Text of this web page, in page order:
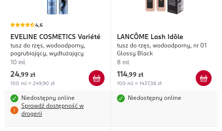
4,6
EVELINE COSMETICS Variété
tusz do rzęs, wodoodporny,
pogrubiający, wydłużający
10 ml
24,99 zł
100 ml = 249,90 zł
Niedostępny online
Sprawdź dostępność w
drogerii
LANCÔME Lash Idôle
tusz do rzęs, wodoodporny, nr 01
Glossy Black
8 ml
114,99 zł
100 ml = 1437,38 zł
Niedostępny online